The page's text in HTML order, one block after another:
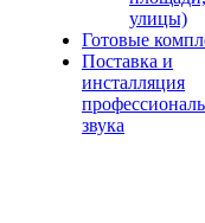
улицы)
Готовые
Поставка и
инсталляция
звука